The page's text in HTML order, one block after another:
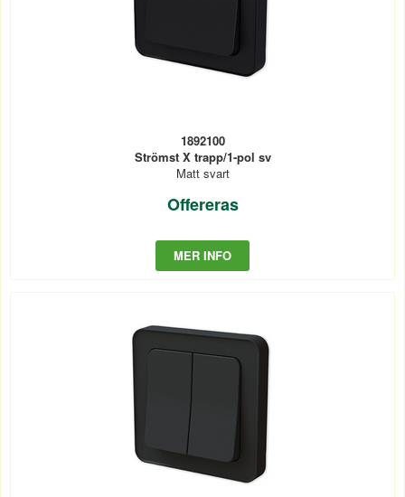
1892100
Strömst X trapp/1-pol sv
Matt svart
Offereras
MER INFO